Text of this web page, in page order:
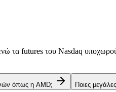
τα futures του Nasdaq
όπως η AMD; Ποιες